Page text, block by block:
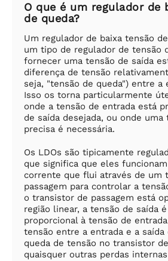
O que é um regulador de
de queda?
Um regulador de baixa tensão
um tipo de regulador de tensão
fornecer uma tensão de saída
diferença de tensão
seja, "tensão de queda") entre a
Isso os torna particularmente
onde a tensão de entrada está
de saída desejada, ou onde uma
precisa é necessária.
Os LDOs são tipicamente
que significa que eles
corrente que flui através de um
passagem para controlar a
o transistor de passagem está
região linear, a tensão de saída
proporcional à tensão de
tensão entre a entrada e a
queda de tensão no transistor
quaisquer outras perdas